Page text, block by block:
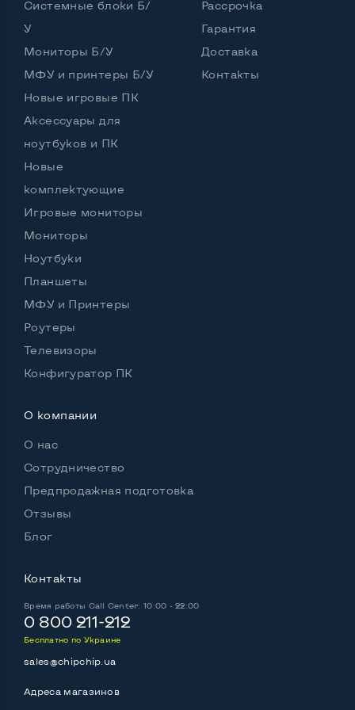
Интерфейс подключения Display portНет
Нет
Остальные возможности:
Блок питания
Регулировка положения дисплея
Наклон, вперед назад
Особенности (изогнутый экран, цвет и пр.)
ЦветЧерный
Системные блоки Б/
У
Мониторы Б/У
МФУ и принтеры Б/У
Новые игровые ПК
Аксессуары для
ноутбуков и ПК
Новые
комплектующие
Игровые мониторы
Мониторы
Ноутбуки
Планшеты
МФУ и Принтеры
Роутеры
Телевизоры
Конфигуратор ПК
Рассрочка
Гарантия
Доставка
Контакты
О компании
О нас
Сотрудничество
Предпродажная подготовка
Отзывы
Блог
Контакты
Время работы Call Center: 10:00 - 22:00
0 800 211-212
Бесплатно по Украине
sales@chipchip.ua
Адреса магазинов